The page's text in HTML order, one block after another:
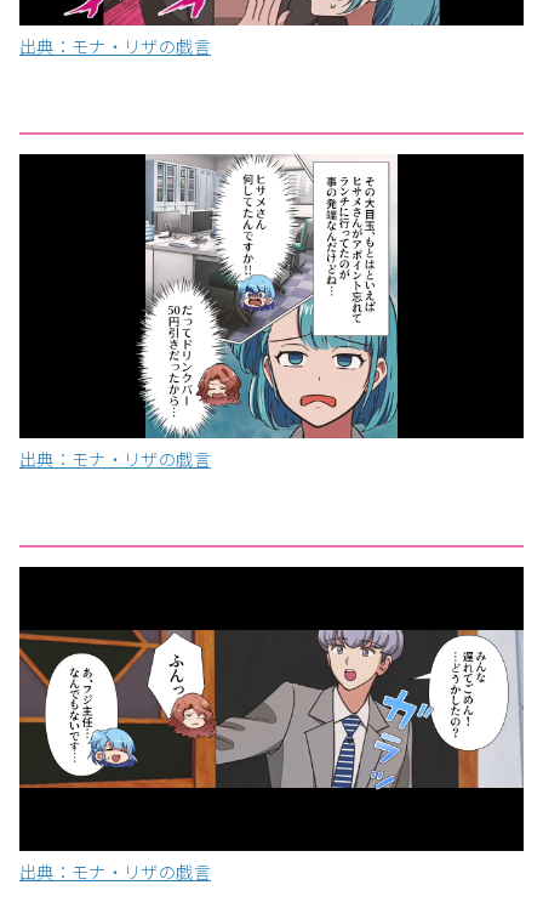
出典：モナ・リザの戯言
出典：モナ・リザの戯言
出典：モナ・リザの戯言